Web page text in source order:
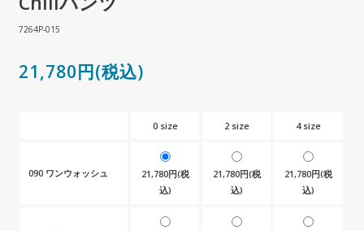
7264P-015
21,780円(税込)
0 size 2 size 4 size
090 ワンウォッシュ
21,780円(税
込)
21,780円(税
込)
21,780円(税
込)